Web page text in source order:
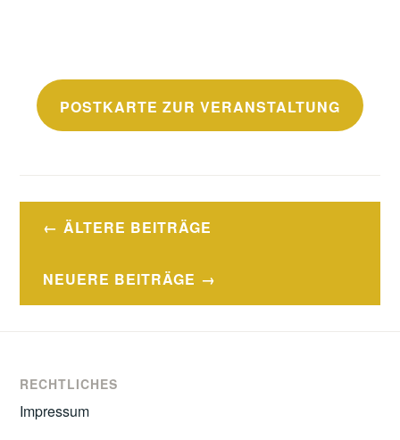
POSTKARTE ZUR VERANSTALTUNG
Beitragsnavigation
ÄLTERE BEITRÄGE
NEUERE BEITRÄGE
RECHTLICHES
Impressum